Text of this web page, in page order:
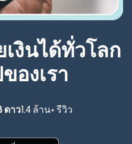
งินได้ทั่วโลก
องเรา
ดาว1.4 ล้าน+ รีวิว
(เปิดในหน้าต่